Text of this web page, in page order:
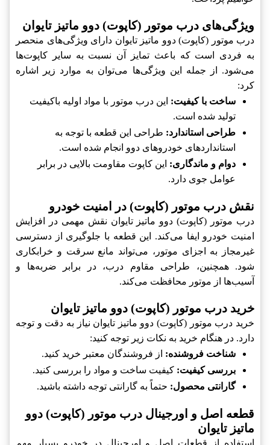
ویژگی‌های درب موتور (کاپوت) دوو ماتیز تایوان
درب موتور (کاپوت) دوو ماتیز تایوان دارای ویژگی‌های منحصر
به فردی است که باعث تمایز آن نسبت به سایر کاپوت‌ها
می‌شود. از جمله این ویژگی‌ها می‌توان به موارد زیر اشاره
کرد:
ساخت با کیفیت: این درب موتور با مواد اولیه باکیفیت
تولید شده است.
طراحی استاندارد: طراحی این قطعه با توجه به
استانداردهای خودروهای دوو انجام شده است.
دوام و ماندگاری: این کاپوت مقاومت بالایی در برابر
عوامل جوی دارد.
نقش درب موتور (کاپوت) در امنیت خودرو
درب موتور (کاپوت) دوو ماتیز تایوان نقش مهمی در افزایش
امنیت خودرو ایفا می‌کند. این قطعه با جلوگیری از دسترسی
غیرمجاز به اجزای موتور، می‌تواند مانع سرقت و خرابکاری
شود. همچنین، طراحی مقاوم درب، در برابر ضربه‌ها و
آسیب‌ها از موتور محافظت می‌کند.
خرید درب موتور (کاپوت) دوو ماتیز تایوان
خرید درب موتور (کاپوت) دوو ماتیز تایوان نیاز به دقت و توجه
دارد. در هنگام خرید به نکات زیر توجه کنید:
شناخت فروشنده: از فروشندگان معتبر خرید کنید.
بررسی کیفیت: کیفیت ساخت و مواد را بررسی کنید.
گارانتی محصول: حتماً به گارانتی توجه داشته باشید.
قطعه اصل و اورجینال درب موتور (کاپوت) دوو
ماتیز تایوان